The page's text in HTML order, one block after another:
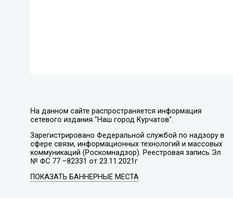
На данном сайте распространяется информация
сетевого издания "Наш город Курчатов".
Зарегистрировано Федеральной службой по надзору в
сфере связи, информационных технологий и массовых
коммуникаций (Роскомнадзор). Реестровая запись Эл
№ ФС 77 –82331 от 23.11.2021г
ПОКАЗАТЬ БАННЕРНЫЕ МЕСТА